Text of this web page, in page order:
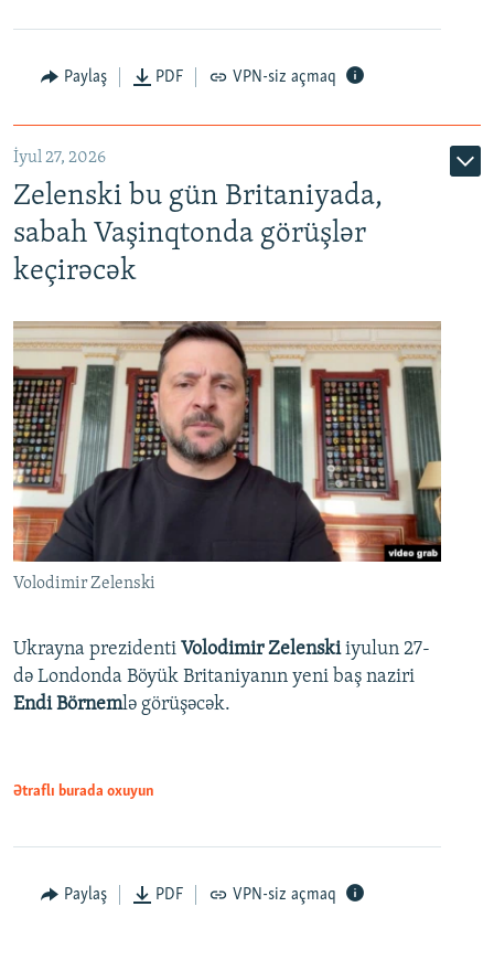
Paylaş PDF VPN-siz açmaq
İyul 27, 2026
Zelenski bu gün Britaniyada,
sabah Vaşinqtonda görüşlər
keçirəcək
Volodimir Zelenski
Ukrayna prezidenti Volodimir Zelenskiiyulun 27-
də Londonda Böyük Britaniyanın yeni baş naziri
Endi Börnemlə görüşəcək.
Ətraflı burada oxuyun
Paylaş PDF VPN-siz açmaq